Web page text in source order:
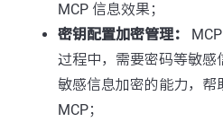
MCP 信息效果；
密钥配置加密管理：
过程中，需要密码等敏感
敏感信息加密的能力，帮
MCP；